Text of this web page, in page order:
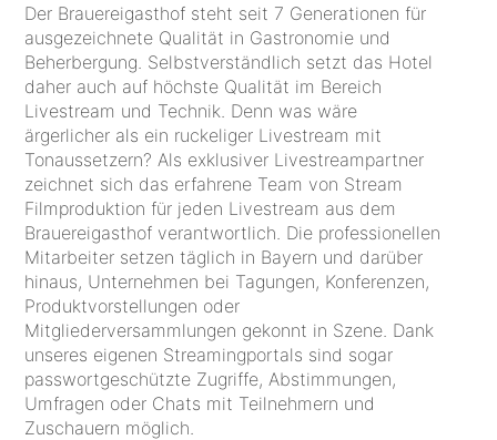
Der Brauereigasthof steht seit 7 Generationen für
ausgezeichnete Qualität in Gastronomie und
Beherbergung. Selbstverständlich setzt das Hotel
daher auch auf höchste Qualität im Bereich
Livestream und Technik. Denn was wäre
ärgerlicher als ein ruckeliger Livestream mit
Tonaussetzern? Als exklusiver Livestreampartner
zeichnet sich das erfahrene Team von Stream
Filmproduktion für jeden Livestream aus dem
Brauereigasthof verantwortlich. Die professionellen
Mitarbeiter setzen täglich in Bayern und darüber
hinaus, Unternehmen bei Tagungen, Konferenzen,
Produktvorstellungen oder
Mitgliederversammlungen gekonnt in Szene. Dank
unseres eigenen Streamingportals sind sogar
passwortgeschützte Zugriffe, Abstimmungen,
Umfragen oder Chats mit Teilnehmern und
Zuschauern möglich.